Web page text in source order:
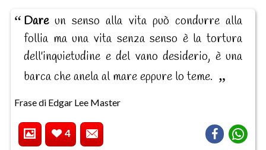
Dareun senso alla vita può condurre alla
follia ma una vita senza senso è la tortura
dell'inquietudine e del vano desiderio, è una
barca che anela al mare eppure lo teme.
Frase di Edgar Lee Master
4